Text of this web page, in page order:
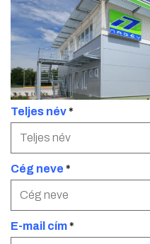
Teljes név*
Cég neve *
E-mail cím*